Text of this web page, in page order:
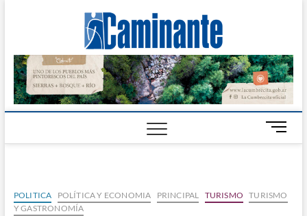
Digital
CALAMUCHITA
B
o
d
POLITICA POLÍTICA Y ECONOMIA PRINCIPAL TURISMO
TURISMO
Y GASTRONOMÍA